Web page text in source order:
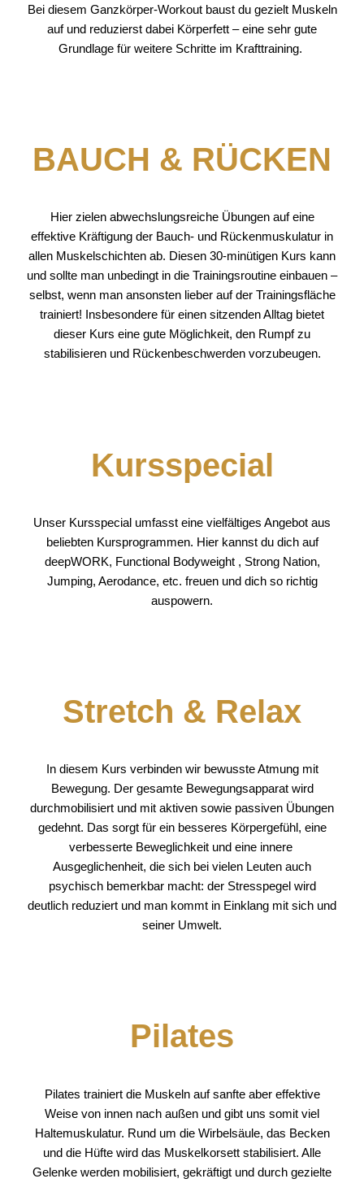
Bei diesem Ganzkörper-Workout baust du gezielt Muskeln
auf und reduzierst dabei Körperfett – eine sehr gute
Grundlage für weitere Schritte im Krafttraining.
BAUCH & RÜCKEN
Hier zielen abwechslungsreiche Übungen auf eine
effektive Kräftigung der Bauch- und Rückenmuskulatur in
allen Muskelschichten ab. Diesen 30-minütigen Kurs kann
und sollte man unbedingt in die Trainingsroutine einbauen –
selbst, wenn man ansonsten lieber auf der Trainingsfläche
trainiert! Insbesondere für einen sitzenden Alltag bietet
dieser Kurs eine gute Möglichkeit, den Rumpf zu
stabilisieren und Rückenbeschwerden vorzubeugen.
Kursspecial
Unser Kursspecial umfasst eine vielfältiges Angebot aus
beliebten Kursprogrammen. Hier kannst du dich auf
deepWORK, Functional Bodyweight , Strong Nation,
Jumping, Aerodance, etc. freuen und dich so richtig
auspowern.
Stretch & Relax
In diesem Kurs verbinden wir bewusste Atmung mit
Bewegung. Der gesamte Bewegungsapparat wird
durchmobilisiert und mit aktiven sowie passiven Übungen
gedehnt. Das sorgt für ein besseres Körpergefühl, eine
verbesserte Beweglichkeit und eine innere
Ausgeglichenheit, die sich bei vielen Leuten auch
psychisch bemerkbar macht: der Stresspegel wird
deutlich reduziert und man kommt in Einklang mit sich und
seiner Umwelt.
Pilates
Pilates trainiert die Muskeln auf sanfte aber effektive
Weise von innen nach außen und gibt uns somit viel
Haltemuskulatur. Rund um die Wirbelsäule, das Becken
und die Hüfte wird das Muskelkorsett stabilisiert. Alle
Gelenke werden mobilisiert, gekräftigt und durch gezielte